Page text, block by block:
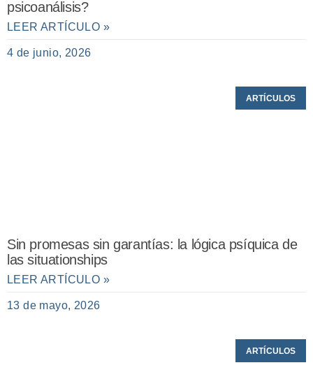
psicoanálisis?
LEER ARTÍCULO »
4 de junio, 2026
ARTÍCULOS
Sin promesas sin garantías: la lógica psíquica de
las situationships
LEER ARTÍCULO »
13 de mayo, 2026
ARTÍCULOS